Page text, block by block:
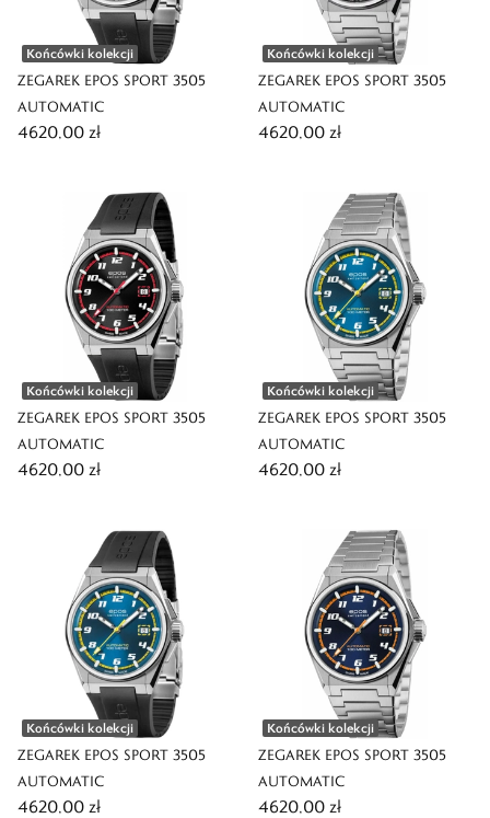
Końcówki kolekcji
ZEGAREK EPOS SPORT 3505
AUTOMATIC
4620,00 zł
Końcówki kolekcji
ZEGAREK EPOS SPORT 3505
AUTOMATIC
4620,00 zł
Końcówki kolekcji
ZEGAREK EPOS SPORT 3505
AUTOMATIC
4620,00 zł
Końcówki kolekcji
ZEGAREK EPOS SPORT 3505
AUTOMATIC
4620,00 zł
Końcówki kolekcji
ZEGAREK EPOS SPORT 3505
AUTOMATIC
4620,00 zł
Końcówki kolekcji
ZEGAREK EPOS SPORT 3505
AUTOMATIC
4620,00 zł